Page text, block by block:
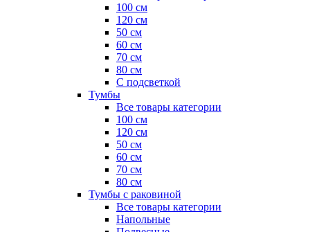
100 см
120 см
50 см
60 см
70 см
80 см
С подсветкой
Тумбы
Все товары категории
100 см
120 см
50 см
60 см
70 см
80 см
Тумбы с раковиной
Все товары категории
Напольные